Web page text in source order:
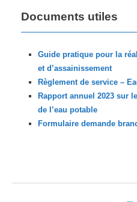
Documents utiles
Guide pratique pour la
et d’assainissement
Règlement de service –
Rapport annuel 2023 sur
de l’eau potable
Formulaire demande